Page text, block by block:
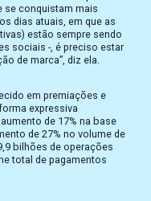
se conquistam mais
dias atuais, em que as
estão sempre sendo
sociais -, é preciso estar
de marca”, diz ela.
em premiações e
expressiva
de 17% na base
de 27% no volume de
bilhões de operações
total de pagamentos